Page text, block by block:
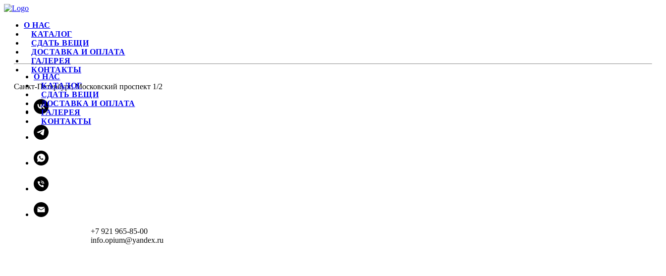
О НАС
КАТАЛОГ
СДАТЬ ВЕЩИ
ДОСТАВКА И ОПЛАТА
ГАЛЕРЕЯ
КОНТАКТЫ
Санкт-Петербург, Московский проспект 1/2
+7 921 965-85-00
info.opium@yandex.ru
О НАС
КАТАЛОГ
СДАТЬ ВЕЩИ
ДОСТАВКА И ОПЛАТА
ГАЛЕРЕЯ
КОНТАКТЫ